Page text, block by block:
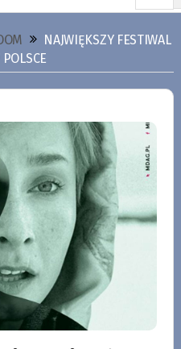
NAJWIĘKSZY FESTIWAL